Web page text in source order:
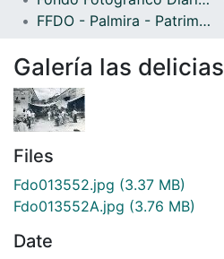
FFDO - Palmira - Patrimonial
Galería las delicias
Files
Fdo013552.jpg (3.37 MB)
Fdo013552A.jpg (3.76 MB)
Date